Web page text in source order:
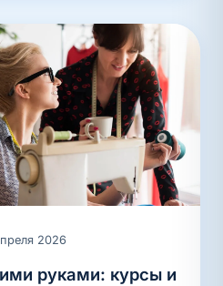
2026
руками: курсы и